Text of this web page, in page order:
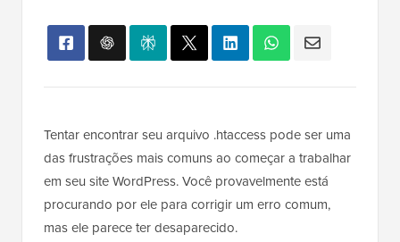
Tentar encontrar seu arquivo .htaccess pode ser uma
das frustrações mais comuns ao começar a trabalhar
em seu site WordPress. Você provavelmente está
procurando por ele para corrigir um erro comum,
mas ele parece ter desaparecido.